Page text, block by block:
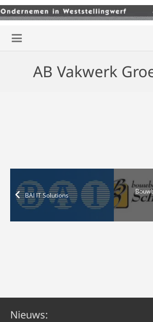
AB Vakwerk
BAI IT Solutions
Nieuws: